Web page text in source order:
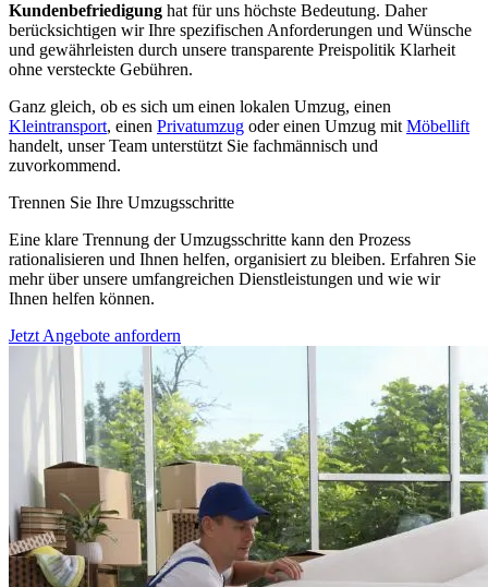
Kundenbefriedigung hat für uns höchste Bedeutung. Daher
berücksichtigen wir Ihre spezifischen Anforderungen und Wünsche
und gewährleisten durch unsere transparente Preispolitik Klarheit
ohne versteckte Gebühren.
Ganz gleich, ob es sich um einen lokalen Umzug, einen
Kleintransport, einen Privatumzug oder einen Umzug mit Möbellift
handelt, unser Team unterstützt Sie fachmännisch und
zuvorkommend.
Trennen Sie Ihre Umzugsschritte
Eine klare Trennung der Umzugsschritte kann den Prozess
rationalisieren und Ihnen helfen, organisiert zu bleiben. Erfahren Sie
mehr über unsere umfangreichen Dienstleistungen und wie wir
Ihnen helfen können.
Jetzt Angebote anfordern